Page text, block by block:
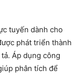
tuyến dành cho
phát triển thành
Áp dụng công
phân tích để